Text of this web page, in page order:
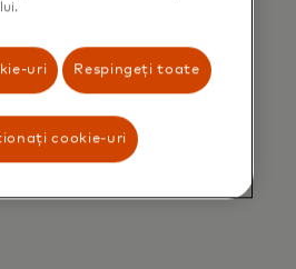
that my personal
in
Global Privacy Notice
this form, I also
have read and agree
uri Respingeți toate
cookie-uri